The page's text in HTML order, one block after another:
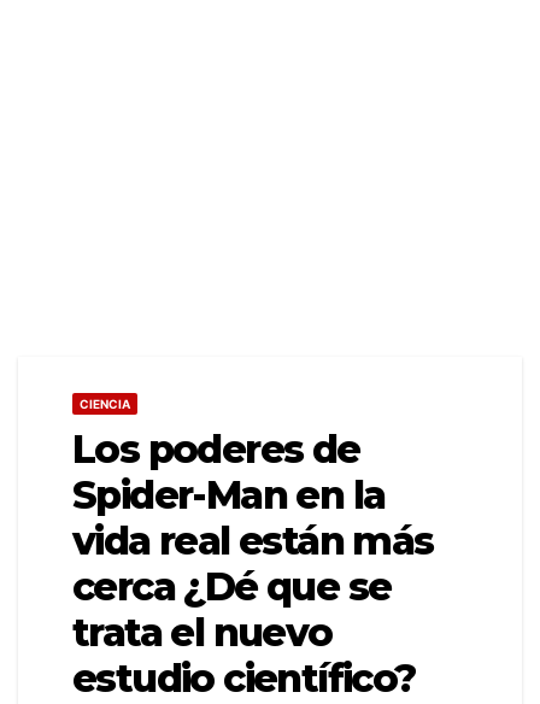
CIENCIA
Los poderes de
Spider-Man en la
vida real están más
cerca ¿Dé que se
trata el nuevo
estudio científico?